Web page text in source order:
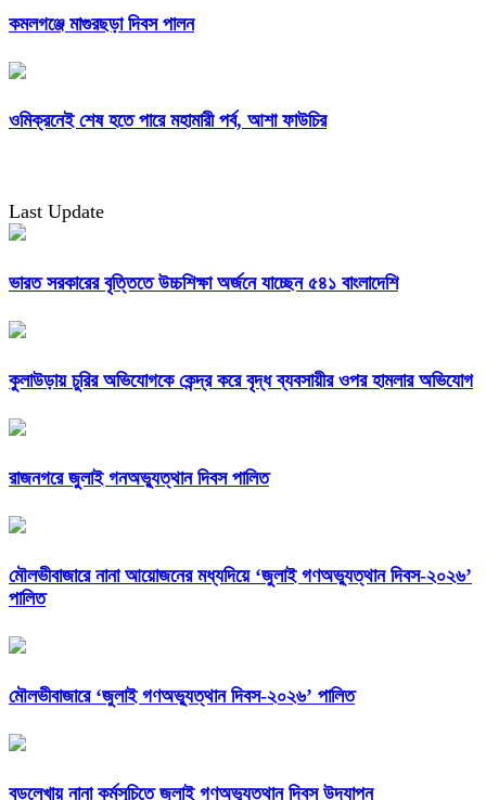
কমলগঞ্জে মাগুরছড়া দিবস পালন
ওমিক্রনেই শেষ হতে পারে মহামারী পর্ব, আশা ফাউচির
Last Update
ভারত সরকারের বৃত্তিতে উচ্চশিক্ষা অর্জনে যাচ্ছেন ৫৪১ বাংলাদেশি
কুলাউড়ায় চুরির অভিযোগকে কেন্দ্র করে বৃদ্ধ ব্যবসায়ীর ওপর হামলার অভিযোগ
রাজনগরে জুলাই গনঅভ্যুত্থান দিবস পালিত
মৌলভীবাজারে নানা আয়োজনের মধ্যদিয়ে ‘জুলাই গণঅভ্যুত্থান দিবস-২০২৬’
পালিত
মৌলভীবাজারে ‘জুলাই গণঅভ্যুত্থান দিবস-২০২৬’ পালিত
বড়লেখায় নানা কর্মসূচিতে জুলাই গণঅভ্যুত্থান দিবস উদযাপন